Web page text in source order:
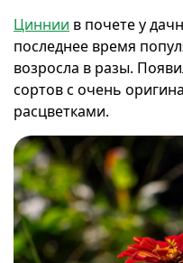
Циннии в почете у
последнее время
возросла в разы.
сортов с очень
расцветками.